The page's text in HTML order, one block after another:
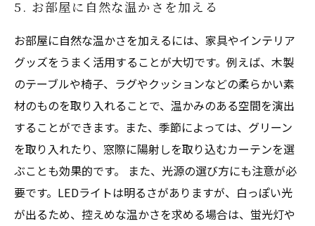
5. お部屋に自然な温かさを加える
お部屋に自然な温かさを加えるには、家具やインテリア
グッズをうまく活用することが大切です。例えば、木製
のテーブルや椅子、ラグやクッションなどの柔らかい素
材のものを取り入れることで、温かみのある空間を演出
することができます。また、季節によっては、グリーン
を取り入れたり、窓際に陽射しを取り込むカーテンを選
ぶことも効果的です。 また、光源の選び方にも注意が必
要です。LEDライトは明るさがありますが、白っぽい光
が出るため、控えめな温かさを求める場合は、蛍光灯や